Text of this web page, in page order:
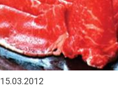
15.03.2012